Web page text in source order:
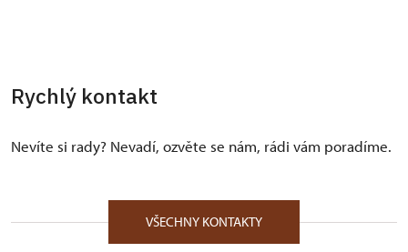
Rychlý kontakt
Nevíte si rady? Nevadí, ozvěte se nám, rádi vám poradíme.
VŠECHNY KONTAKTY